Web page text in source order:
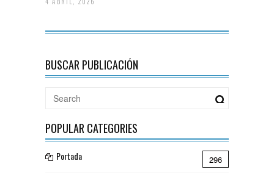
BUSCAR PUBLICACIÓN
POPULAR CATEGORIES
Portada 296